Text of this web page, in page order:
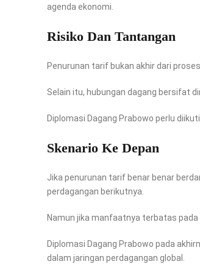
agenda ekonomi.
Risiko Dan Tantangan
Penurunan tarif bukan akhir dari
Selain itu, hubungan dagang bersifat
Diplomasi Dagang Prabowo perlu
Skenario Ke Depan
Jika penurunan tarif benar benar
perdagangan berikutnya.
Namun jika manfaatnya terbatas
Diplomasi Dagang Prabowo pada
dalam jaringan perdagangan global.